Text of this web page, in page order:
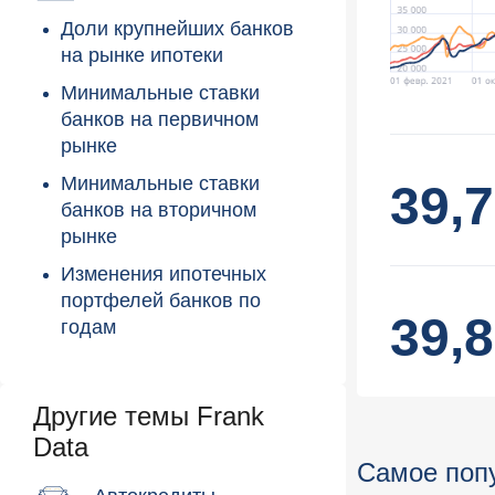
Доли крупнейших банков
на рынке ипотеки
Минимальные ставки
банков на первичном
рынке
Минимальные ставки
банков на вторичном
рынке
Изменения ипотечных
портфелей банков по
годам
Другие темы Frank
Data
Самое